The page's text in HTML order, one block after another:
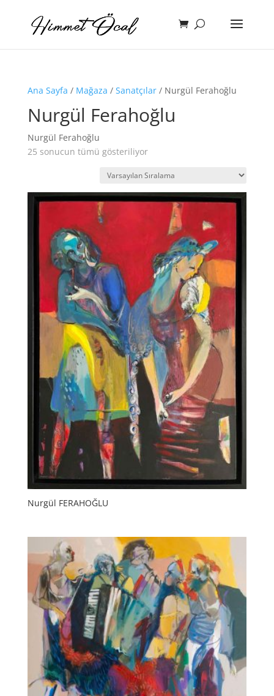
Ana Sayfa / Mağaza / Sanatçılar/ Nurgül Ferahoğlu
Nurgül Ferahoğlu
Nurgül Ferahoğlu
25 sonucun tümü gösteriliyor
Nurgül FERAHOĞLU